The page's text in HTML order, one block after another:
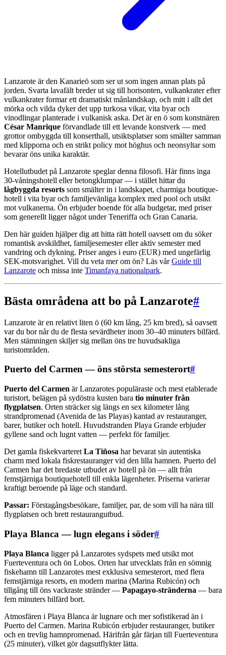
Lanzarote är den Kanarieö som ser ut som ingen annan plats på
jorden. Svarta lavafält breder ut sig till horisonten, vulkankrater efter
vulkankrater formar ett dramatiskt månlandskap, och mitt i allt det
mörka och vilda dyker det upp turkosa vikar, vita byar och
vinodlingar planterade i vulkanisk aska. Det är en ö som konstnären
César Manrique förvandlade till ett levande konstverk — med
grottor ombyggda till konserthall, utsiktsplatser som smälter samman
med klipporna och en strikt policy mot höghus och neonsyltar som
bevarar öns unika karaktär.
Hotellutbudet på Lanzarote speglar denna filosofi. Här finns inga
30-våningshotell eller betongklumpar — i stället hittar du
lågbyggda resorts som smälter in i landskapet, charmiga boutique-
hotell i vita byar och familjevänliga komplex med pool och utsikt
mot vulkanerna. Ön erbjuder boende för alla budgetar, med priser
som generellt ligger något under Teneriffa och Gran Canaria.
Den här guiden hjälper dig att hitta rätt hotell oavsett om du söker
romantisk avskildhet, familjesemester eller aktiv semester med
vandring och dykning. Priser anges i euro (EUR) med ungefärlig
SEK-motsvarighet. Vill du veta mer om ön? Läs vårGuide till
Lanzarote och missa inte Timanfaya nationalpark.
Bästa områdena att bo på Lanzarote#
Lanzarote är en relativt liten ö (60 km lång, 25 km bred), så oavsett
var du bor når du de flesta sevärdheter inom 30–40 minuters bilfärd.
Men stämningen skiljer sig mellan öns tre huvudsakliga
turistområden.
Puerto del Carmen — öns största semesterort#
Puerto del Carmen är Lanzarotes populäraste och mest etablerade
turistort, belägen på sydöstra kusten bara tio minuter från
flygplatsen. Orten sträcker sig längs en sex kilometer lång
strandpromenad (Avenida de las Playas) kantad av restauranger,
barer, butiker och hotell. Huvudstranden Playa Grande erbjuder
gyllene sand och lugnt vatten — perfekt för familjer.
Det gamla fiskekvarteret La Tiñosa har bevarat sin autentiska
charm med lokala fiskrestauranger vid den lilla hamnen. Puerto del
Carmen har det bredaste utbudet av hotell på ön — allt från
femstjärniga boutiquehotell till enkla lägenheter. Priserna varierar
kraftigt beroende på läge och standard.
Passar: Förstagångsbesökare, familjer, par, de som vill ha nära till
flygplatsen och brett restaurangutbud.
Playa Blanca — lugn elegans i söder#
Playa Blanca ligger på Lanzarotes sydspets med utsikt mot
Fuerteventura och ön Lobos. Orten har utvecklats från en sömnig
fiskehamn till Lanzarotes mest exklusiva semesterort, med flera
femstjärniga resorts, en modern marina (Marina Rubicón) och
tillgång till öns vackraste stränder — Papagayo-stränderna — bara
fem minuters bilfärd bort.
Atmosfären i Playa Blanca är lugnare och mer sofistikerad än i
Puerto del Carmen. Marina Rubicón erbjuder restauranger, butiker
och en trevlig hamnpromenad. Härifrån går färjan till Fuerteventura
(25 minuter), vilket gör dagsutflykter lätta.